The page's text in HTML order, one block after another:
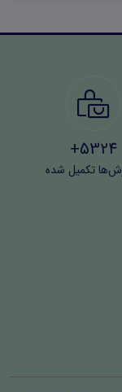
ایران عرضه
برای آزمون
5324+
تکمیل شده